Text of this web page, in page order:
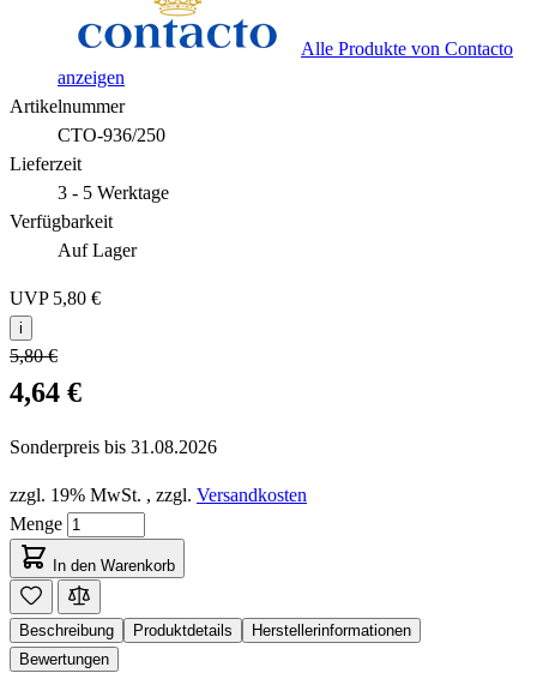
Alle Produkte von Contacto
anzeigen
Artikelnummer
CTO-936/250
Lieferzeit
3 - 5 Werktage
Verfügbarkeit
Auf Lager
UVP 5,80 €
i
5,80 €
4,64 €
Sonderpreis bis 31.08.2026
zzgl. 19% MwSt. , zzgl. Versandkosten
Menge
In den Warenkorb
Beschreibung Produktdetails
Herstellerinformationen
Bewertungen